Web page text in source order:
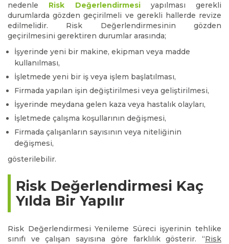
nedenle Risk Değerlendirmesiyapılması gerekli
durumlarda gözden geçirilmeli ve gerekli hallerde revize
edilmelidir. Risk Değerlendirmesinin gözden
geçirilmesini gerektiren durumlar arasında;
İşyerinde yeni bir makine, ekipman veya madde
kullanılması,
İşletmede yeni bir iş veya işlem başlatılması,
Firmada yapılan işin değiştirilmesi veya geliştirilmesi,
İşyerinde meydana gelen kaza veya hastalık olayları,
İşletmede çalışma koşullarının değişmesi,
Firmada çalışanların sayısının veya niteliğinin
değişmesi,
gösterilebilir.
Risk Değerlendirmesi Kaç
Yılda Bir Yapılır
Risk Değerlendirmesi Yenileme Süreci işyerinin tehlike
sınıfı ve çalışan sayısına göre farklılık gösterir. “Risk